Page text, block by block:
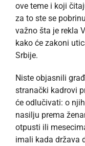
ove teme i koji
za to ste se
važno šta je rekla
kako će zakoni
Srbije.
Niste objasnili
stranački kadrovi
će odlučivati: o
nasilju prema
otpusti ili
imali kada država